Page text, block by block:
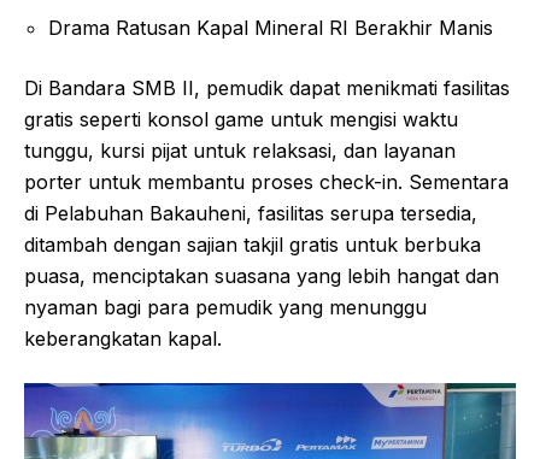
Drama Ratusan Kapal Mineral RI Berakhir Manis
Di Bandara SMB II, pemudik dapat menikmati fasilitas
gratis seperti konsol game untuk mengisi waktu
tunggu, kursi pijat untuk relaksasi, dan layanan
porter untuk membantu proses check-in. Sementara
di Pelabuhan Bakauheni, fasilitas serupa tersedia,
ditambah dengan sajian takjil gratis untuk berbuka
puasa, menciptakan suasana yang lebih hangat dan
nyaman bagi para pemudik yang menunggu
keberangkatan kapal.